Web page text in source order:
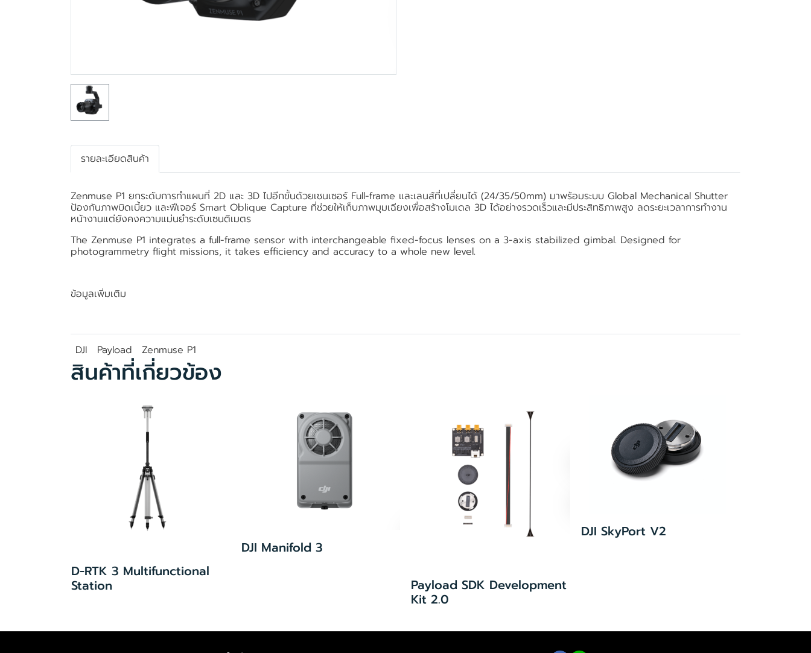
รายละเอียดสินค้า
Zenmuse P1 ยกระดับการทำแผนที่ 2D และ 3D ไปอีกขั้นด้วยเซนเซอร์ Full-frame และเลนส์ที่เปลี่ยนได้ (24/35/50mm) มาพร้อมระบบ Global Mechanical Shutter
ป้องกันภาพบิดเบี้ยว และฟีเจอร์ Smart Oblique Capture ที่ช่วยให้เก็บภาพมุมเฉียงเพื่อสร้างโมเดล 3D ได้อย่างรวดเร็วและมีประสิทธิภาพสูง ลดระยะเวลาการทำงาน
หน้างานแต่ยังคงความแม่นยำระดับเซนติเมตร
The Zenmuse P1 integrates a full-frame sensor with interchangeable fixed-focus lenses on a 3-axis stabilized gimbal. Designed for
photogrammetry flight missions, it takes efficiency and accuracy to a whole new level.
ข้อมูลเพิ่มเติม
DJI Payload Zenmuse P1
สินค้าที่เกี่ยวข้อง
D-RTK 3 Multifunctional
Station
DJI Manifold 3
Payload SDK Development
Kit 2.0
DJI SkyPort V2